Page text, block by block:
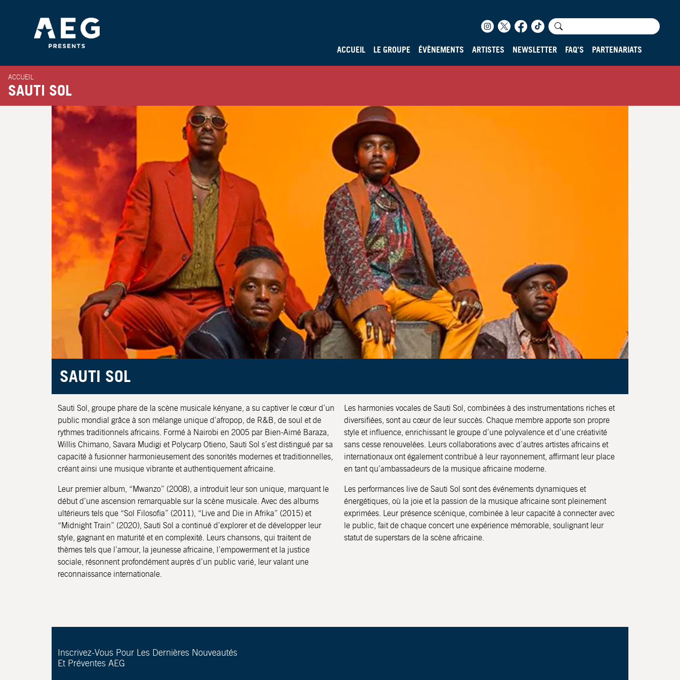
ACCUEIL LE GROUPE ÉVÈNEMENTS ARTISTES NEWSLETTER FAQ'S PARTENARIATS
ACCUEIL
SAUTI SOL
SAUTI SOL
Sauti Sol, groupe phare de la scène musicale kényane, a su captiver le cœur d’un
public mondial grâce à son mélange unique d’afropop, de R&B, de soul et de
rythmes traditionnels africains. Formé à Nairobi en 2005 par Bien-Aimé Baraza,
Willis Chimano, Savara Mudigi et Polycarp Otieno, Sauti Sol s’est distingué par sa
capacité à fusionner harmonieusement des sonorités modernes et traditionnelles,
créant ainsi une musique vibrante et authentiquement africaine.
Leur premier album, “Mwanzo” (2008), a introduit leur son unique, marquant le
début d’une ascension remarquable sur la scène musicale. Avec des albums
ultérieurs tels que “Sol Filosofia” (2011), “Live and Die in Afrika” (2015) et
“Midnight Train” (2020), Sauti Sol a continué d’explorer et de développer leur
style, gagnant en maturité et en complexité. Leurs chansons, qui traitent de
thèmes tels que l’amour, la jeunesse africaine, l’empowerment et la justice
sociale, résonnent profondément auprès d’un public varié, leur valant une
reconnaissance internationale.
Les harmonies vocales de Sauti Sol, combinées à des instrumentations riches et
diversifiées, sont au cœur de leur succès. Chaque membre apporte son propre
style et influence, enrichissant le groupe d’une polyvalence et d’une créativité
sans cesse renouvelées. Leurs collaborations avec d’autres artistes africains et
internationaux ont également contribué à leur rayonnement, affirmant leur place
en tant qu’ambassadeurs de la musique africaine moderne.
Les performances live de Sauti Sol sont des événements dynamiques et
énergétiques, où la joie et la passion de la musique africaine sont pleinement
exprimées. Leur présence scénique, combinée à leur capacité à connecter avec
le public, fait de chaque concert une expérience mémorable, soulignant leur
statut de superstars de la scène africaine.
Inscrivez-Vous Pour Les Dernières Nouveautés
Et Préventes AEG